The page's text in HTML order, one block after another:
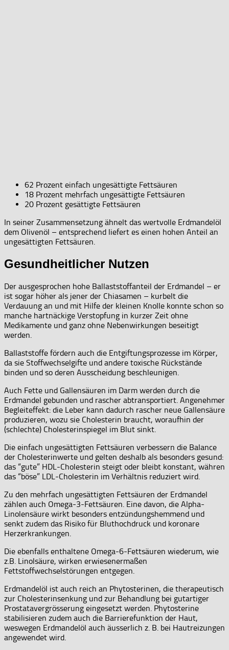
62 Prozent einfach ungesättigte Fettsäuren
18 Prozent mehrfach ungesättigte Fettsäuren
20 Prozent gesättigte Fettsäuren
In seiner Zusammensetzung ähnelt das wertvolle Erdmandelöl
dem Olivenöl – entsprechend liefert es einen hohen Anteil an
ungesättigten Fettsäuren.
Gesundheitlicher Nutzen
Der ausgesprochen hohe Ballaststoffanteil der Erdmandel – er
ist sogar höher als jener der Chiasamen – kurbelt die
Verdauung an und mit Hilfe der kleinen Knolle konnte schon so
manche hartnäckige Verstopfung in kurzer Zeit ohne
Medikamente und ganz ohne Nebenwirkungen beseitigt
werden.
Ballaststoffe fördern auch die Entgiftungsprozesse im Körper,
da sie Stoffwechselgifte und andere toxische Rückstände
binden und so deren Ausscheidung beschleunigen.
Auch Fette und Gallensäuren im Darm werden durch die
Erdmandel gebunden und rascher abtransportiert. Angenehmer
Begleiteffekt: die Leber kann dadurch rascher neue Gallensäure
produzieren, wozu sie Cholesterin braucht, woraufhin der
(schlechte) Cholesterinspiegel im Blut sinkt.
Die einfach ungesättigten Fettsäuren verbessern die Balance
der Cholesterinwerte und gelten deshalb als besonders gesund:
das “gute” HDL-Cholesterin steigt oder bleibt konstant, währen
das “böse” LDL-Cholesterin im Verhältnis reduziert wird.
Zu den mehrfach ungesättigten Fettsäuren der Erdmandel
zählen auch Omega-3-Fettsäuren. Eine davon, die Alpha-
Linolensäure wirkt besonders entzündungshemmend und
senkt zudem das Risiko für Bluthochdruck und koronare
Herzerkrankungen.
Die ebenfalls enthaltene Omega-6-Fettsäuren wiederum, wie
z.B. Linolsäure, wirken erwiesenermaßen
Fettstoffwechselstörungen entgegen.
Erdmandelöl ist auch reich an Phytosterinen, die therapeutisch
zur Cholesterinsenkung und zur Behandlung bei gutartiger
Prostatavergrösserung eingesetzt werden. Phytosterine
stabilisieren zudem auch die Barrierefunktion der Haut,
weswegen Erdmandelöl auch äusserlich z. B. bei Hautreizungen
angewendet wird.